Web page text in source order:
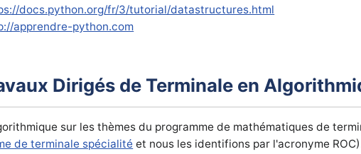
docs.python.org/fr/3/tutorial/datastructures.html
apprendre-python.com
Dirigés de Terminale en
sur les thèmes du programme de mathématiques de
de terminale spécialité et nous les identifions par l'acronyme